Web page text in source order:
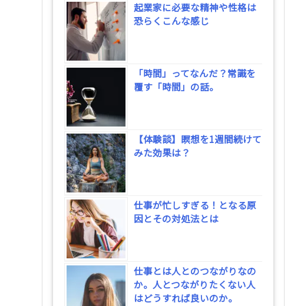
起業家に必要な精神や性格は
恐らくこんな感じ
「時間」ってなんだ？常識を
覆す「時間」の話。
【体験談】瞑想を1週間続けて
みた効果は？
仕事が忙しすぎる！となる原
因とその対処法とは
仕事とは人とのつながりなの
か。人とつながりたくない人
はどうすれば良いのか。